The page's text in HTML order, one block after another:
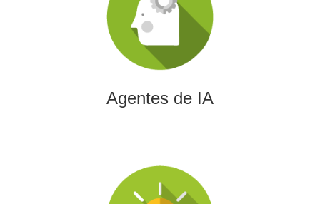
Agentes de IA
Diseñamos agentes de inteligencia artificial capaces de
automatizar procesos, optimizar decisiones y transformar
la eficiencia empresarial.
Integración de IA en Procesos